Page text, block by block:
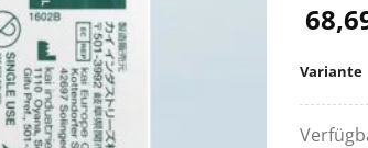
Variante